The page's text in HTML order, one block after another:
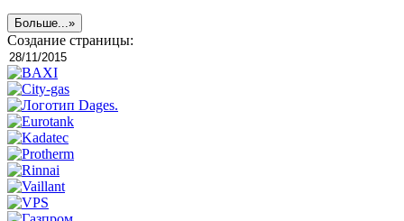
Больше...»
Создание страницы: